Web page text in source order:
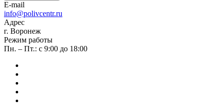
E-mail
info@polivcentr.ru
Адрес
г. Воронеж
Режим работы
Пн. – Пт.: с 9:00 до 18:00